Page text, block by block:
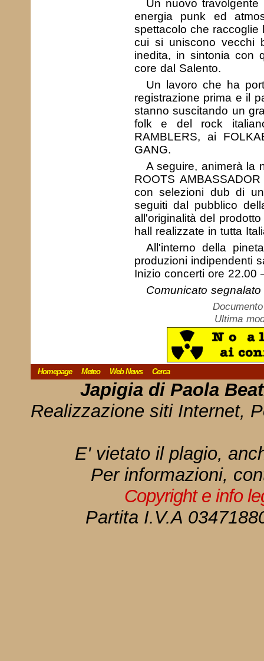
Un nuovo
energia punk ed
spettacolo che
cui si uniscono vecchi
inedita, in sintonia con
core dal Salento.
Un lavoro che ha
registrazione prima e il
stanno suscitando un
folk e del rock
RAMBLERS, ai
GANG.
A seguire, animerà la
ROOTS
con selezioni dub di
seguiti dal pubblico
all'originalità del
hall realizzate in tutta
All'interno della
produzioni indipendenti
Inizio concerti ore 22.00
Comunicato
Ultima
Homepage Meteo Web News Cerca
Japigia di Paola
Realizzazione siti Internet,
E' vietato il plagio,
Per informazioni,
Copyright e info
Partita I.V.A